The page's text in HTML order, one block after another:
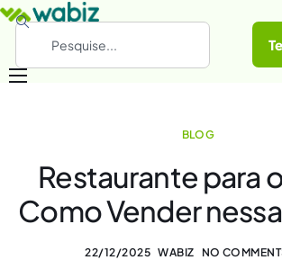
Materiais Gratuitos
BLOG
Restaurante para
Como Vender
22/12/2025 WABIZ NO